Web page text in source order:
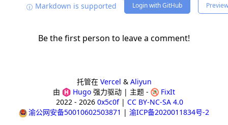
Markdown is supported Login with GitHub
Be the first person to leave a comment!
托管在 Vercel & Aliyun
由
Hugo强力驱动 | 主题 -
FixIt
2022 - 2026 0x5c0f
CC BY-NC-SA 4.0
渝公网安备50010602503871
渝ICP备2020011834号-2